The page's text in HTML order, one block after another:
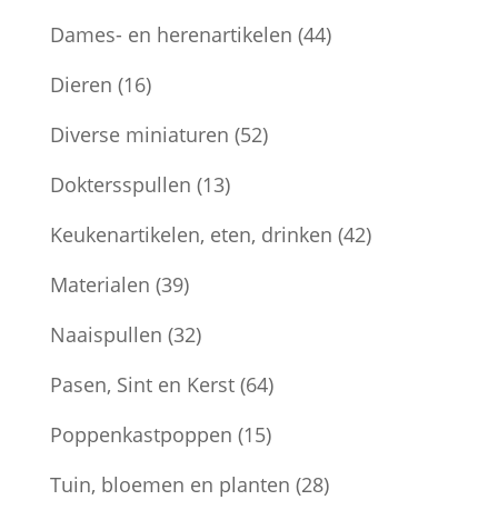
Dames- en herenartikelen (44)
Dieren (16)
Diverse miniaturen (52)
Doktersspullen (13)
Keukenartikelen, eten, drinken (42)
Materialen (39)
Naaispullen (32)
Pasen, Sint en Kerst (64)
Poppenkastpoppen (15)
Tuin, bloemen en planten (28)